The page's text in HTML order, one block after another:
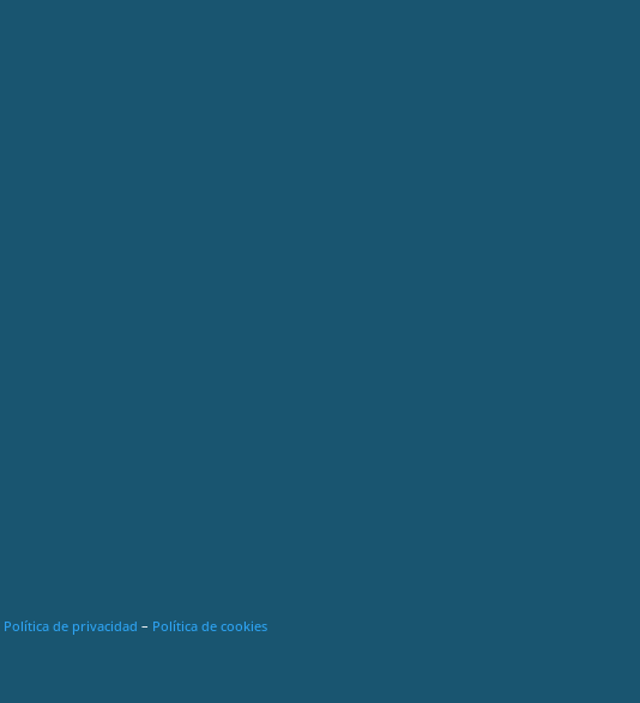
Política de privacidad – Política de cookies